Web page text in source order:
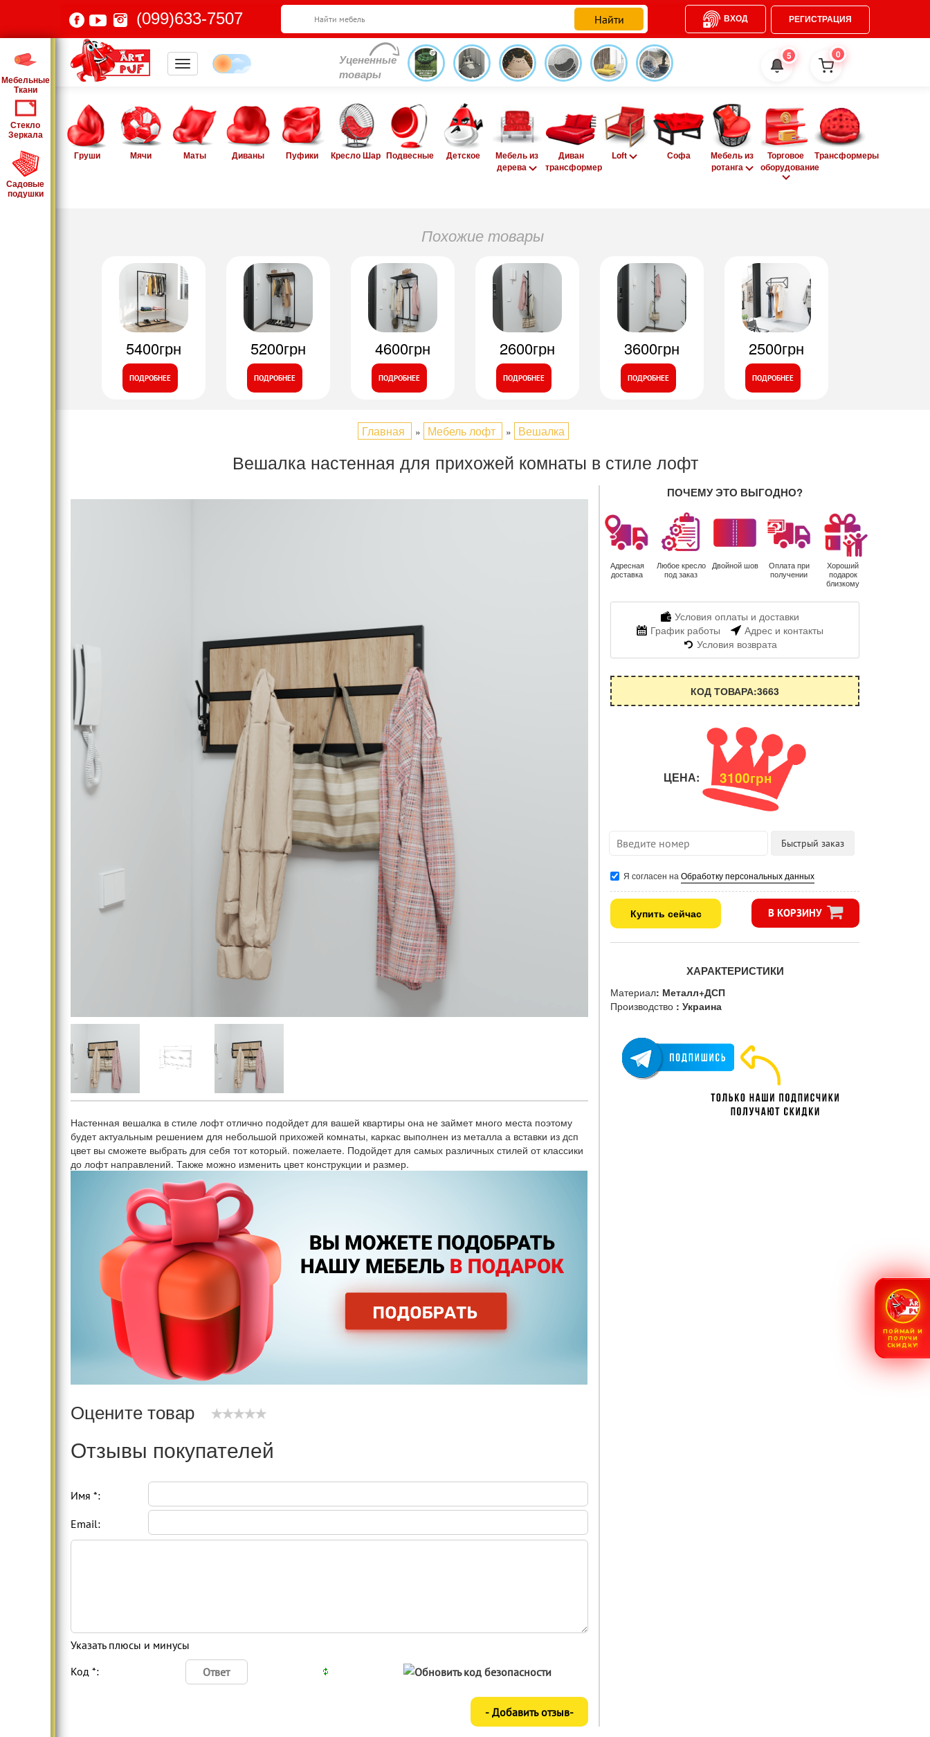
(099)633-7507 ВХОД РЕГИСТРАЦИЯ
Уцененные
товары
5 0
Груши Мячи Маты Диваны Пуфики Кресло Шар Подвесные Детское
Мебель из
дерева
Диван
трансформер
Loft Софа
Мебель из
ротанга
Торговое
оборудование
Трансформеры
Мебельные
Ткани
Стекло
Зеркала
Садовые
подушки
Похожие товары
5400грн
ПОДРОБНЕЕ
5200грн
ПОДРОБНЕЕ
4600грн
ПОДРОБНЕЕ
2600грн
ПОДРОБНЕЕ
3600грн
ПОДРОБНЕЕ
2500грн
ПОДРОБНЕЕ
Главная » Мебель лофт » Вешалка
Вешалка настенная для прихожей комнаты в стиле лофт
Настенная вешалка в стиле лофт отлично подойдет для вашей квартиры она не займет много места поэтому
будет актуальным решением для небольшой прихожей комнаты, каркас выполнен из металла а вставки из дсп
цвет вы сможете выбрать для себя тот который. пожелаете. Подойдет для самых различных стилей от классики
до лофт направлений. Также можно изменить цвет конструкции и размер.
Оцените товар
Отзывы покупателей
Имя *:
Email:
Указать плюсы и минусы
Код *:
ПОЧЕМУ ЭТО ВЫГОДНО?
Адресная
доставка
Любое кресло
под заказ
Двойной шов
Оплата при
получении
Хороший
подарок
близкому
Условия оплаты и доставки
График работы
Адрес и контакты
Условия возврата
КОД ТОВАРА:3663
ЦЕНА: 3100грн
Я согласен на Обработку персональных данных
Купить сейчас В КОРЗИНУ
ХАРАКТЕРИСТИКИ
Материал: Металл+ДСП
Производство : Украина
ПОЙМАЙ И
ПОЛУЧИ
СКИДКУ!